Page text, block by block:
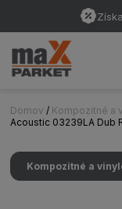
Domov / Kompozitné a
Acoustic 03239LA Dub
Kompozitné a